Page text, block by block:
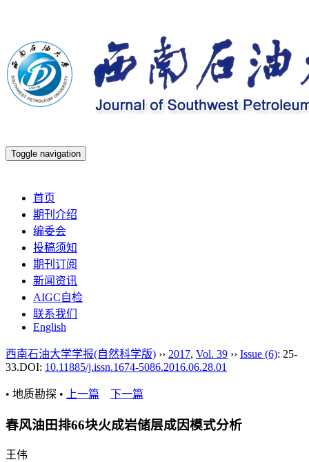
Toggle navigation
首页
期刊介绍
编委会
投稿须知
期刊订阅
新闻资讯
AIGC自检
联系我们
English
西南石油大学学报(自然科学版) ›› 2017, Vol. 39 ›› Issue (6): 25-
33.DOI: 10.11885/j.issn.1674-5086.2016.06.28.01
• 地质勘探 • 上一篇 下一篇
春风油田排66块火成岩储层成因模式分析
王伟